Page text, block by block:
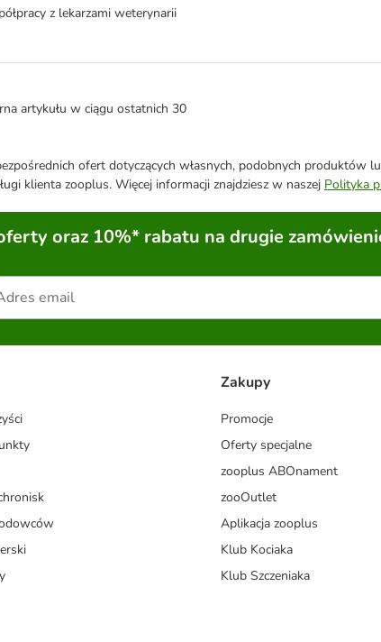
z lekarzami weterynarii
artykułu w ciągu ostatnich 30
ofert dotyczących własnych, podobnych produktów
klienta zooplus. Więcej informacji znajdziesz w naszej Polityka
oraz 10%* rabatu na drugie
Zakupy
Promocje
Oferty specjalne
zooplus ABOnament
zooOutlet
Aplikacja zooplus
Klub Kociaka
Klub Szczeniaka